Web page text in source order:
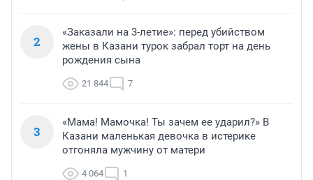
2
«Заказали на 3-летие»: перед убийством
жены в Казани турок забрал торт на день
рождения сына
21 844 7
3
«Мама! Мамочка! Ты зачем ее ударил?» В
Казани маленькая девочка в истерике
отгоняла мужчину от матери
4 064 1